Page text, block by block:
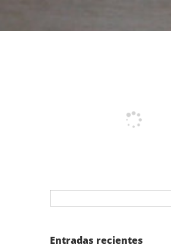
Buscar:
Entradas recientes